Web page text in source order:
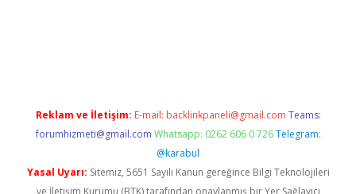
Reklam ve İletişim: E-mail: backlinkpaneli@gmail.com Teams:
forumhizmeti@gmail.com Whatsapp: 0262 606 0 726 Telegram:
@karabul
Yasal Uyarı: Sitemiz, 5651 Sayılı Kanun gereğince Bilgi Teknolojileri
ve İletişim Kurumu (BTK) tarafından onaylanmış bir Yer Sağlayıcı